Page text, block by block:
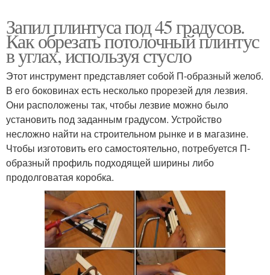
Запил плинтуса под 45 градусов.
Как обрезать потолочный плинтус
в углах, используя стусло
Этот инструмент представляет собой П-образный желоб.
В его боковинах есть несколько прорезей для лезвия.
Они расположены так, чтобы лезвие можно было
установить под заданным градусом. Устройство
несложно найти на строительном рынке и в магазине.
Чтобы изготовить его самостоятельно, потребуется П-
образный профиль подходящей ширины либо
продолговатая коробка.